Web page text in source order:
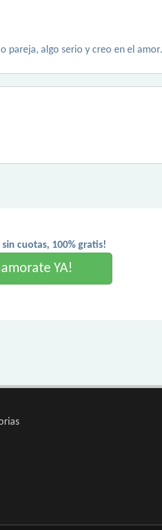
pareja, algo serio y creo en el
cuotas, 100% gratis!
YA!